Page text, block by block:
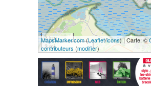
3 km
3 mi
MapsMarker.com(Leaflet/icons) | Carte: ©
contributeurs (modifier)